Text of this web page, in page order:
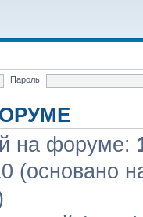
Пароль:
на форуме:
(основано